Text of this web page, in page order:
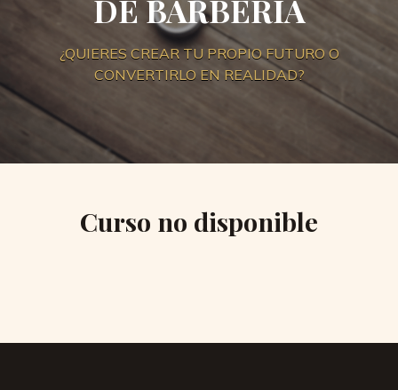
DE BARBERÍA
¿QUIERES CREAR TU PROPIO FUTURO O
CONVERTIRLO EN REALIDAD?
Curso no disponible